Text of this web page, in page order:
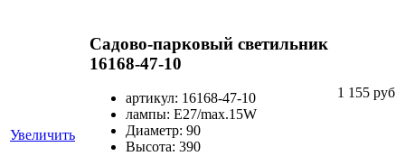
Увеличить
Садово-парковый светильник
16168-47-10
артикул: 16168-47-10
лампы: E27/max.15W
Диаметр: 90
Высота: 390
1 155 руб